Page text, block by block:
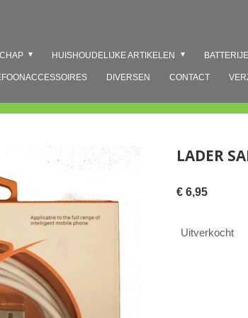
HUISHOUDELIJKE ARTIKELEN
DIVERSEN CONTACT
LADER
€ 6,95
Uitverkocht